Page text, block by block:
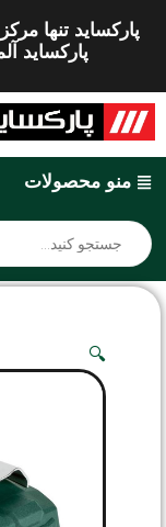
پارکساید تنها
پارکساید
منو محصولات
🔍